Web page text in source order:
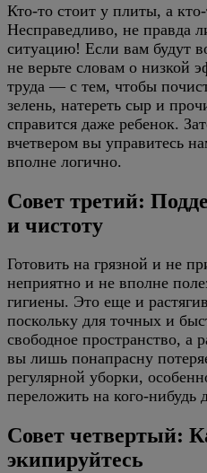
Кто-то стоит у плиты, а
Несправедливо, не правда
ситуацию! Если вам будут
не верьте словам о низкой
труда — с тем, чтобы
зелень, натереть сыр и
справится даже ребенок.
вчетвером вы управитесь
вполне логично.
Совет третий:
и чистоту
Готовить на грязной и не
неприятно и не вполне
гигиены. Это еще и
поскольку для точных и
свободное пространство, а
вы лишь понапрасну
регулярной уборки,
переложить на кого-нибудь
Совет четвертый:
экипируйтесь